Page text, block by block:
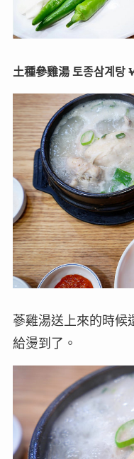
土種參雞湯 토종삼계탕
蔘雞湯送上來的時候
給燙到了。